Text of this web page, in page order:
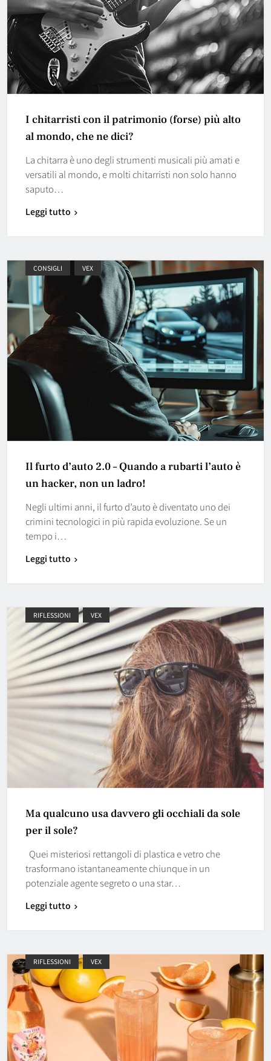
I chitarristi con il patrimonio (forse) più alto
al mondo, che ne dici?
La chitarra è uno degli strumenti musicali più amati e
versatili al mondo, e molti chitarristi non solo hanno
saputo…
Leggi tutto
CONSIGLI VEX
Il furto d’auto 2.0 – Quando a rubarti l’auto è
un hacker, non un ladro!
Negli ultimi anni, il furto d’auto è diventato uno dei
crimini tecnologici in più rapida evoluzione. Se un
tempo i…
Leggi tutto
RIFLESSIONI VEX
Ma qualcuno usa davvero gli occhiali da sole
per il sole?
Quei misteriosi rettangoli di plastica e vetro che
trasformano istantaneamente chiunque in un
potenziale agente segreto o una star…
Leggi tutto
RIFLESSIONI VEX